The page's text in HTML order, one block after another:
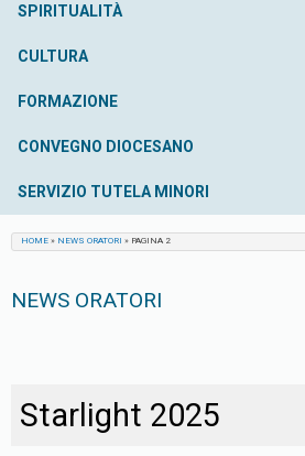
SPIRITUALITÀ
CULTURA
FORMAZIONE
CONVEGNO DIOCESANO
SERVIZIO TUTELA MINORI
HOME » NEWS ORATORI » PAGINA 2
NEWS ORATORI
Starlight 2025